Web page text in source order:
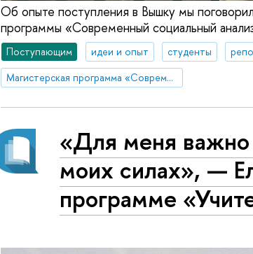
Об опыте поступления в Вышку мы
программы «Современный социальный
Поступающим идеи и опыт студенты
Магистерская программа «Современный социальный анализ»
«‎Для меня важно
моих силах»‎, —
программе